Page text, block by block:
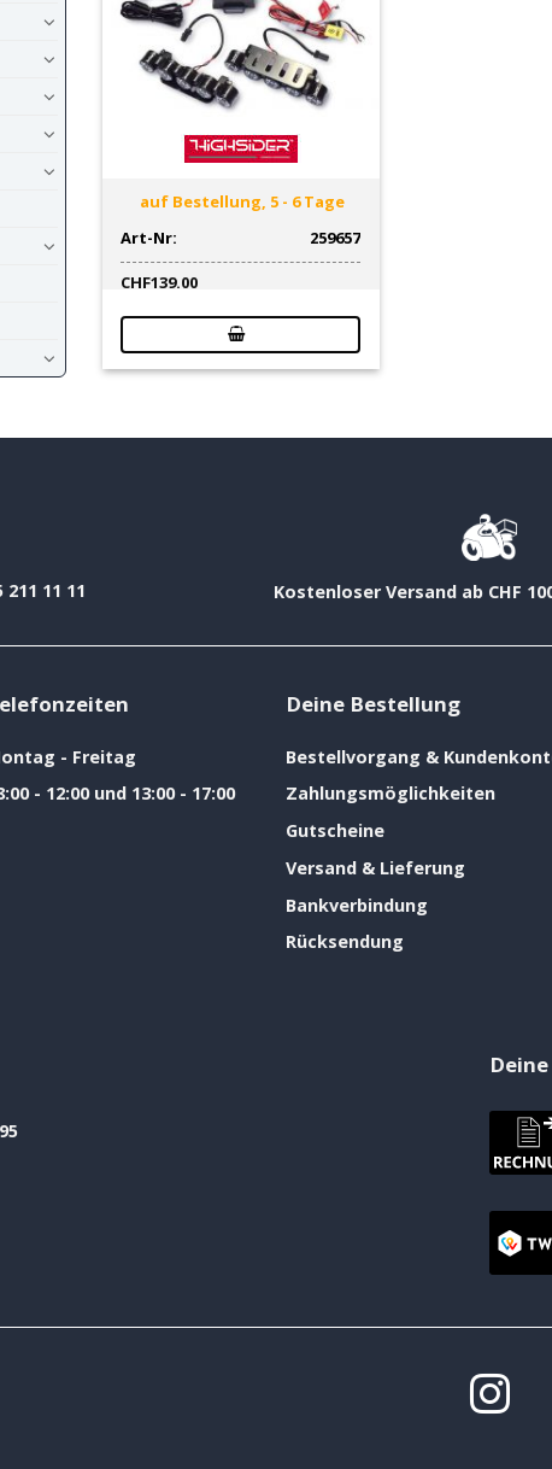
auf Bestellung, 5 - 6 Tage
Art-Nr:
259657
CHF139.00
11 11 Kostenloser Versand ab CHF
- Freitag
- 12:00 und 13:00 - 17:00
Deine Bestellung
Bestellvorgang &
Zahlungsmöglichkeiten
Gutscheine
Versand & Lieferung
Bankverbindung
Rücksendung